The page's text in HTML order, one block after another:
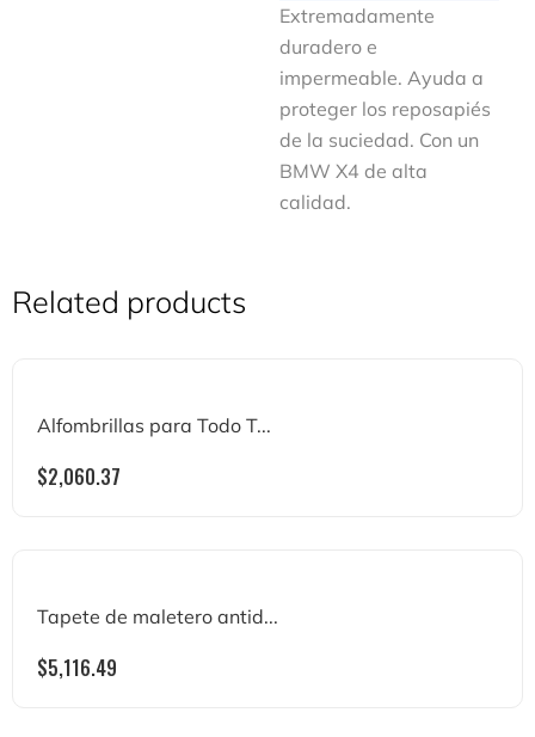
Extremadamente
duradero e
impermeable. Ayuda a
proteger los reposapiés
de la suciedad. Con un
BMW X4 de alta
calidad.
Related products
Alfombrillas para Todo T...
$2,060.37
Tapete de maletero antid...
$5,116.49